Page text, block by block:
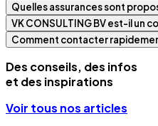
Quelles assurances sont
VK CONSULTING BV est-il un
Comment contacter
Des conseils, des infos
et des inspirations
Voir tous nos articles